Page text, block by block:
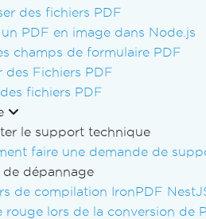
des fichiers PDF
PDF en image dans Node.js
champs de formulaire PDF
des Fichiers PDF
fichiers PDF
le support technique
faire une demande de
de dépannage
de compilation IronPDF
rouge lors de la conversion de